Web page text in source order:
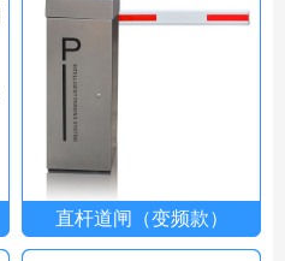
直杆道闸（变频款）